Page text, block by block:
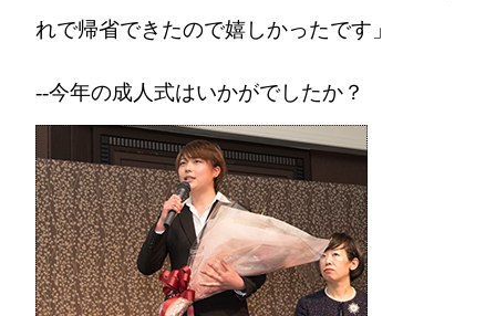
れで帰省できたので嬉しかったです」
--今年の成人式はいかがでしたか？